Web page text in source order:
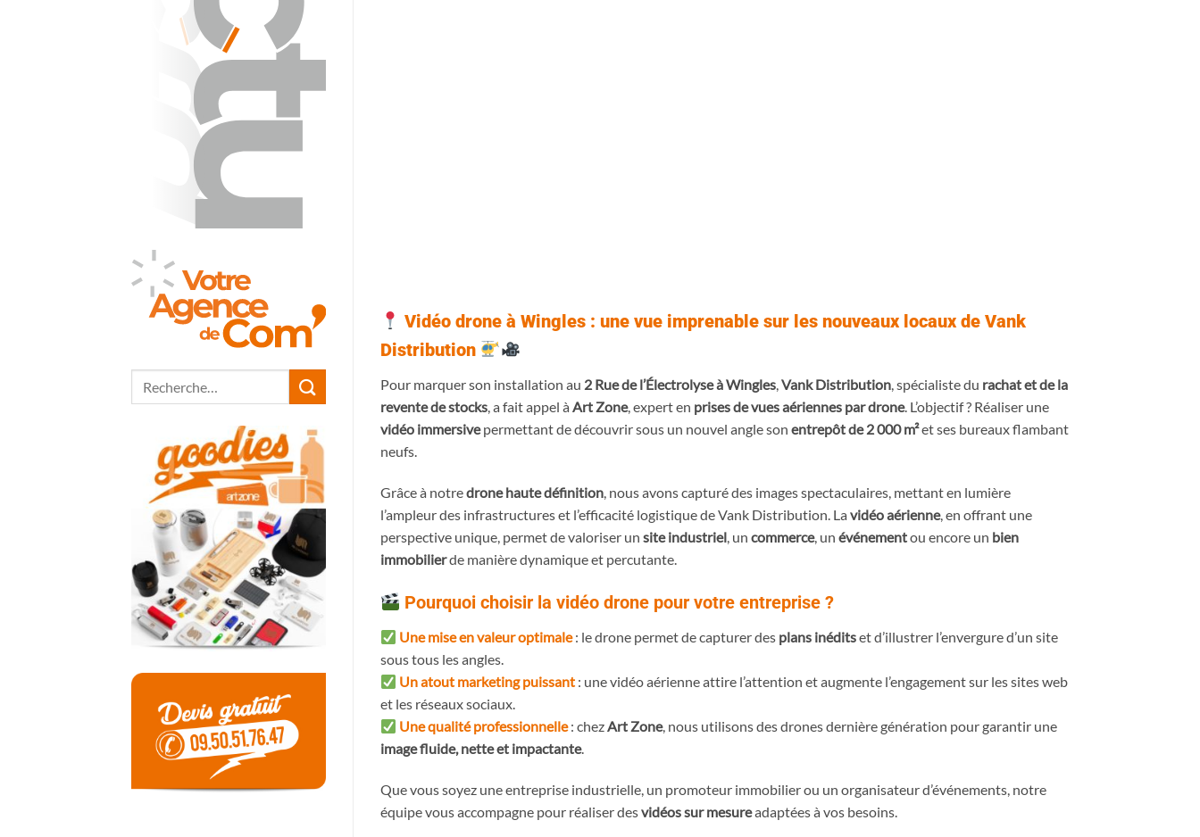
Vidéo drone à Wingles : une vue imprenable sur les nouveaux locaux de Vank
Distribution
Pour marquer son installation au 2 Rue de l’Électrolyse à Wingles, Vank Distribution, spécialiste du rachat et de la
revente de stocks, a fait appel à Art Zone, expert en prises de vues aériennes par drone. L’objectif ? Réaliser une
vidéo immersivepermettant de découvrir sous un nouvel angle son entrepôt de 2 000 m²et ses bureaux flambant
neufs.
Grâce à notredrone haute définition, nous avons capturé des images spectaculaires, mettant en lumière
l’ampleur des infrastructures et l’efficacité logistique de Vank Distribution. La vidéo aérienne, en offrant une
perspective unique, permet de valoriser un site industriel, un commerce, un événementou encore un bien
immobilierde manière dynamique et percutante.
Pourquoi choisir la vidéo drone pour votre entreprise ?
Une mise en valeur optimale: le drone permet de capturer des plans inéditset d’illustrer l’envergure d’un site
sous tous les angles.
Un atout marketing puissant: une vidéo aérienne attire l’attention et augmente l’engagement sur les sites web
et les réseaux sociaux.
Une qualité professionnelle : chezArt Zone, nous utilisons des drones dernière génération pour garantir une
image fluide, nette et impactante.
Que vous soyez une entreprise industrielle, un promoteur immobilier ou un organisateur d’événements, notre
équipe vous accompagne pour réaliser desvidéos sur mesureadaptées à vos besoins.